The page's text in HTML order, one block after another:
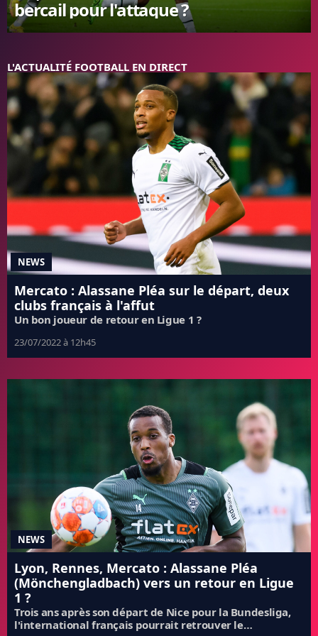
FC BARCELONE
MANCHESTER UNITED
ARSENAL
BAYERN
L'AVIS DE LA RÉDAC'
bercail pour l'attaque ?
L'ACTUALITÉ FOOTBALL EN DIRECT
NEWS
Mercato : Alassane Pléa sur le départ, deux
clubs français à l'affut
Un bon joueur de retour en Ligue 1 ?
23/07/2022 à 12h45
NEWS
Lyon, Rennes, Mercato : Alassane Pléa
(Mönchengladbach) vers un retour en Ligue
1 ?
Trois ans après son départ de Nice pour la Bundesliga,
l'international français pourrait retrouver le